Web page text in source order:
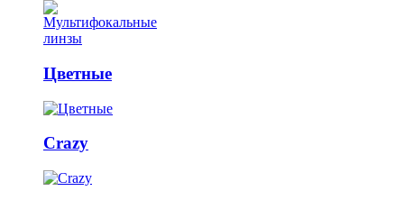
Цветные
Crazy